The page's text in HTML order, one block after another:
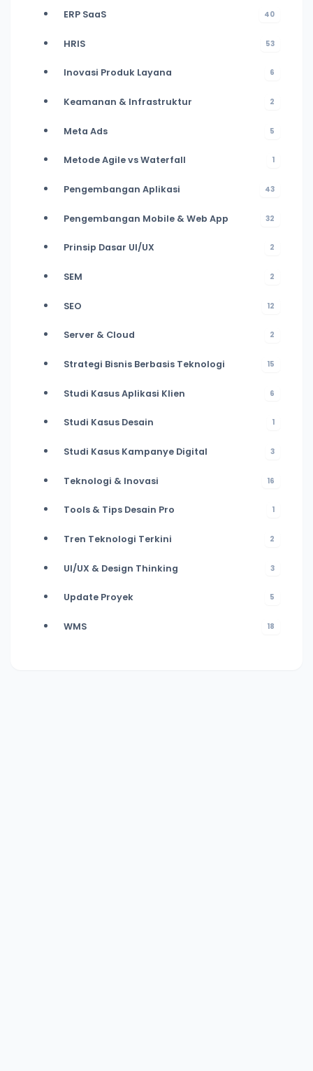
ERP SaaS 40
HRIS 53
Inovasi Produk Layana 6
Keamanan & Infrastruktur 2
Meta Ads 5
Metode Agile vs Waterfall 1
Pengembangan Aplikasi 43
Pengembangan Mobile & Web App 32
Prinsip Dasar UI/UX 2
SEM 2
SEO 12
Server & Cloud 2
Strategi Bisnis Berbasis Teknologi 15
Studi Kasus Aplikasi Klien 6
Studi Kasus Desain 1
Studi Kasus Kampanye Digital 3
Teknologi & Inovasi 16
Tools & Tips Desain Pro 1
Tren Teknologi Terkini 2
UI/UX & Design Thinking 3
Update Proyek 5
WMS 18